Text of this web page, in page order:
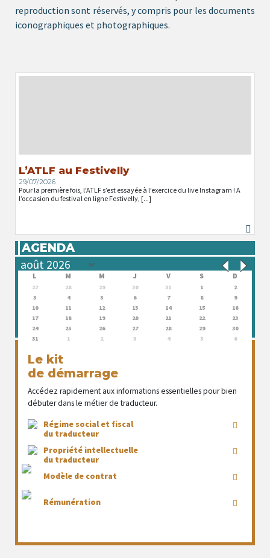
reproduction sont réservés, y compris pour les documents
iconographiques et photographiques.
L’ATLF au Festivelly
29/07/2026
Pour la première fois, l’ATLF s’est essayée à l’exercice du live Instagram ! A
l’occasion du festival en ligne Festivelly, [...]
AGENDA
L M M J V S D
27 28 29 30 31 1
2
3
4 5 6 7 8
9
10
11 12 13 14 15
16
17
18 19 20 21 22
23
24
25 26 27 28 29
30
31
1 2 3 4 5 6
Le kit
de démarrage
Accédez rapidement aux informations essentielles pour bien
débuter dans le métier de traducteur.
Régime social et fiscal
du traducteur
Propriété intellectuelle
du traducteur
Modèle de contrat
Rémunération